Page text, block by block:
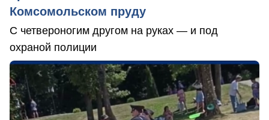
Комсомольском пруду
С четвероногим другом на руках — и под
охраной полиции